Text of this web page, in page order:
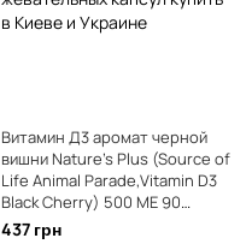
Витамин Д3 аромат черной
вишни Nature's Plus (Source of
Life Animal Parade,Vitamin D3
Black Cherry) 500 МЕ 90
жевательных капсул
437 грн